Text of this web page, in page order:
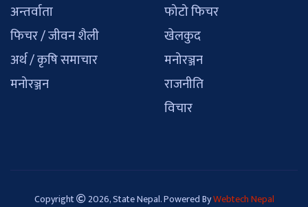
अन्तर्वाता
फिचर / जीवन शैली
अर्थ / कृषि समाचार
मनोरञ्जन
फोटो फिचर
खेलकुद
मनोरञ्जन
राजनीति
विचार
Copyright 2026, State Nepal. Powered ByWebtech Nepal